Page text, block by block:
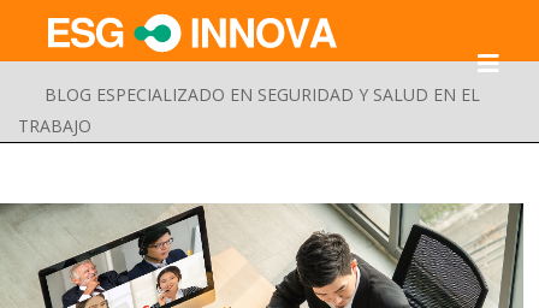
BLOG ESPECIALIZADO EN SEGURIDAD Y SALUD EN EL
TRABAJO